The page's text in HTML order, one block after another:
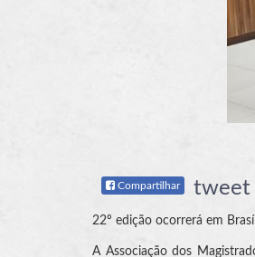
Compartilhar tweet
22º edição ocorrerá em
A Associação dos